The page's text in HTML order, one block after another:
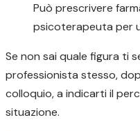
Può prescrivere
psicoterapeuta per
Se non sai quale figura ti
professionista stesso,
colloquio, a indicarti il
situazione.